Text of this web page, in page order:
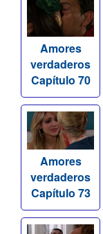
Amores
verdaderos
Capítulo 70
Amores
verdaderos
Capítulo 73